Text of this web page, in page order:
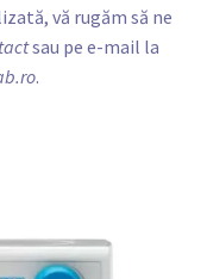
vă rugăm să ne
sau pe e-mail la
.